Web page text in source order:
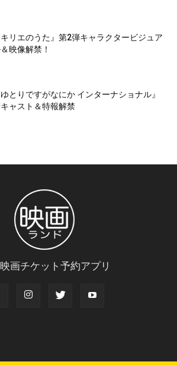
キリエのうた』第2弾キャラクタービジュア
映像解禁！
ゆとりですがなにか インターナショナル』
ャスト＆特報解禁
画チケット予約アプリ